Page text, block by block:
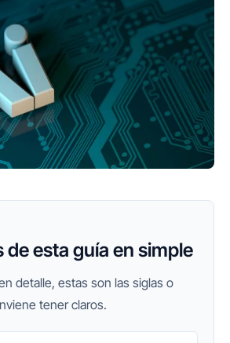
esta guía en simple
detalle, estas son las siglas o
tener claros.